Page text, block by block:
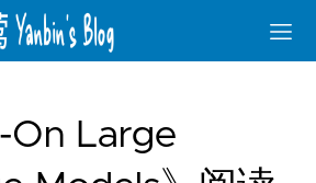
On Large